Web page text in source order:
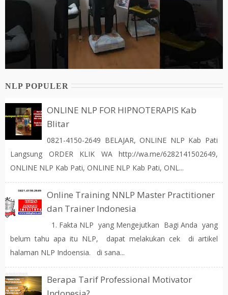
NLP POPULER
ONLINE NLP FOR HIPNOTERAPIS Kab
Blitar
0821-4150-2649 BELAJAR, ONLINE NLP Kab Pati
Langsung ORDER KLIK WA http://wa.me/6282141502649,
ONLINE NLP Kab Pati, ONLINE NLP Kab Pati, ONL...
Online Training NNLP Master Practitioner
dan Trainer Indonesia
1. Fakta NLP yang Mengejutkan Bagi Anda yang
belum tahu apa itu NLP, dapat melakukan cek di artikel
halaman NLP Indoensia. di sana...
Berapa Tarif Professional Motivator